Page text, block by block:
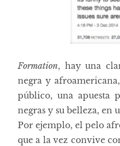
Formation, hay una
negra y
público, una apuesta
negras y su belleza, en
Por ejemplo, el pelo
que a la vez convive